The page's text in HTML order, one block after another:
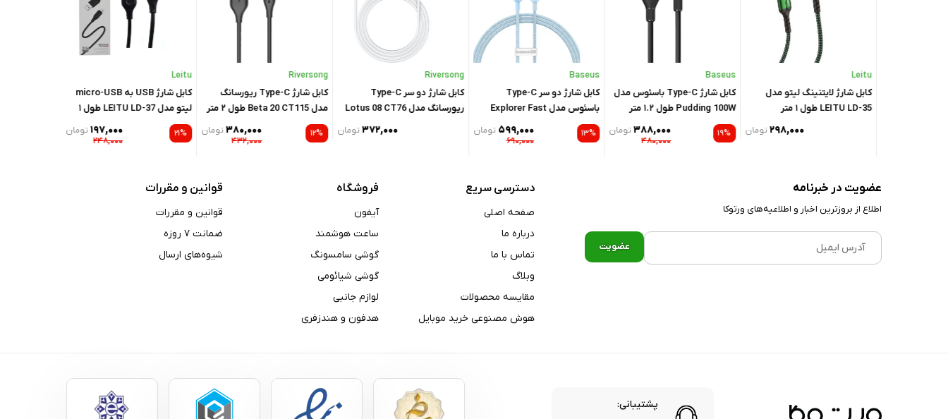
Leitu
کابل شارژ لایتنینگ لیتو مدل
LEITU LD-35 طول ۱ متر
۲۹۸,۰۰۰تومان
Baseus
کابل شارژ Type-C باسئوس مدل
Pudding 100W طول ۱.۲ متر
۳۸۸,۰۰۰تومان
۴۸۰,۰۰۰
۱۹%
Baseus
کابل شارژ دو سر Type-C
باسئوس مدل Explorer Fast
Charging 100W با تکنولوژی
Smart Temperature Control
۵۹۹,۰۰۰تومان
۶۹۰,۰۰۰
۱۳%
Riversong
کابل شارژ دو سر Type-C
ریورسانگ مدل Lotus 08 CT76
۳۷۲,۰۰۰تومان
Riversong
کابل شارژ Type-C ریورسانگ
مدل Beta 20 CT115 طول ۲ متر
۳۸۰,۰۰۰تومان
۴۳۲,۰۰۰
۱۲%
Leitu
کابل شارژ USB به micro-USB
لیتو مدل LEITU LD-37 طول ۱
متر
۱۹۷,۰۰۰تومان
۲۴۸,۰۰۰
۲۱%
عضویت در خبرنامه
اطلاع از بروز‌ترین اخبار و اطلاعیه‌های ورتوکا
دسترسی سریع
صفحه اصلی
درباره ما
تماس با ما
وبلاگ
مقایسه محصولات
هوش مصنوعی خرید موبایل
فروشگاه
آیفون
ساعت هوشمند
گوشی سامسونگ
گوشی شیائومی
لوازم جانبی
هدفون و هندزفری
قوانین و مقررات
قوانین و مقررات
ضمانت ۷ روزه
شیوه‌های ارسال
پشتیبانی: